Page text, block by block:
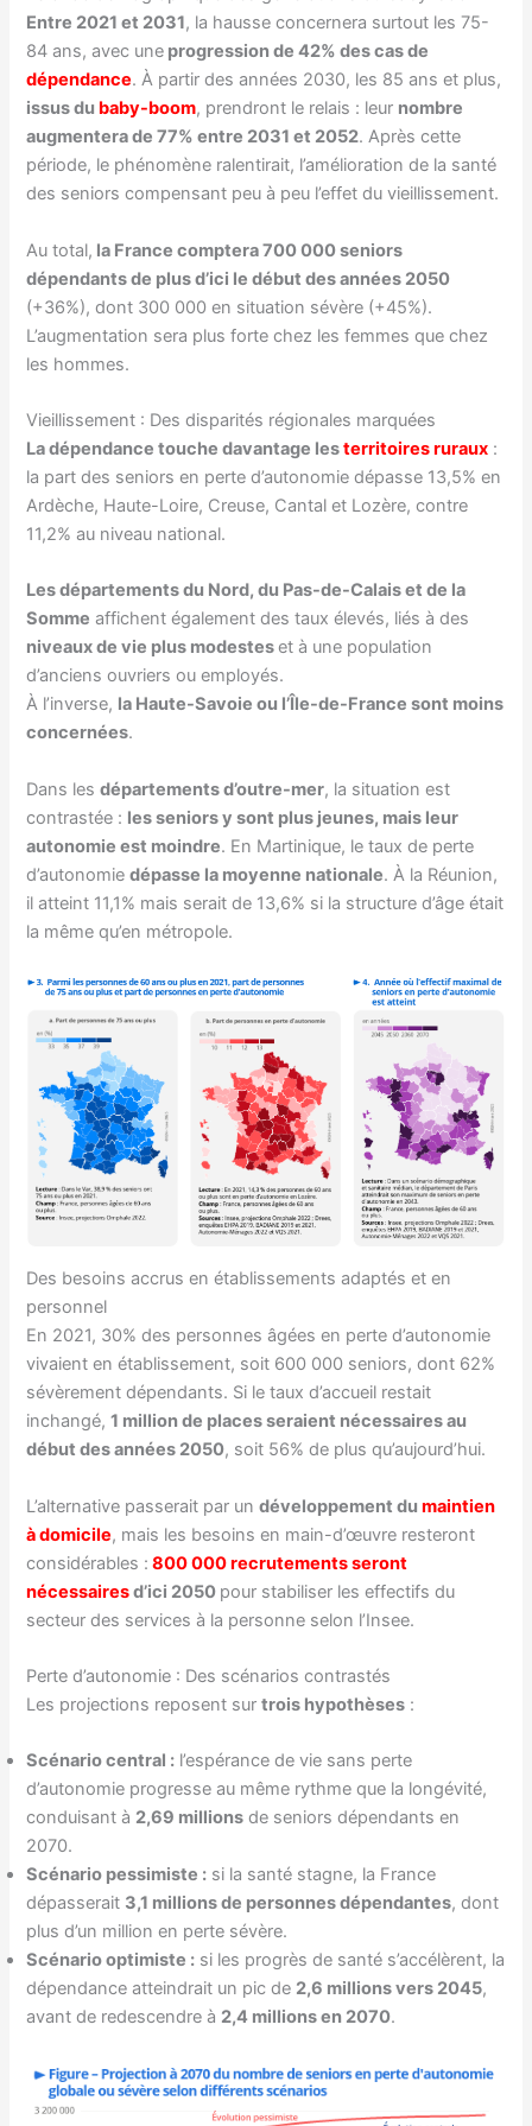
Entre 2021 et 2031, la hausse concernera surtout les 75-
84 ans, avec une progression de 42% des cas de
dépendance. À partir des années 2030, les 85 ans et plus,
issus du baby-boom, prendront le relais : leur nombre
augmentera de 77% entre 2031 et 2052. Après cette
période, le phénomène ralentirait, l’amélioration de la santé
des seniors compensant peu à peu l’effet du vieillissement.
Au total, la France comptera 700 000 seniors
dépendants de plus d’ici le début des années 2050
(+36%), dont 300 000 en situation sévère (+45%).
L’augmentation sera plus forte chez les femmes que chez
les hommes.
Vieillissement : Des disparités régionales marquées
La dépendance touche davantage lesterritoires ruraux :
la part des seniors en perte d’autonomie dépasse 13,5% en
Ardèche, Haute-Loire, Creuse, Cantal et Lozère, contre
11,2% au niveau national.
Les départements du Nord, du Pas-de-Calais et de la
Somme affichent également des taux élevés, liés à des
niveaux de vie plus modesteset à une population
d’anciens ouvriers ou employés.
À l’inverse, la Haute-Savoie ou l’Île-de-France sont moins
concernées.
Dans lesdépartements d’outre-mer, la situation est
contrastée : les seniors y sont plus jeunes, mais leur
autonomie est moindre. En Martinique, le taux de perte
d’autonomiedépasse la moyenne nationale. À la Réunion,
il atteint 11,1% mais serait de 13,6% si la structure d’âge était
la même qu’en métropole.
Des besoins accrus en établissements adaptés et en
personnel
En 2021, 30% des personnes âgées en perte d’autonomie
vivaient en établissement, soit 600 000 seniors, dont 62%
sévèrement dépendants. Si le taux d’accueil restait
inchangé,1 million de places seraient nécessaires au
début des années 2050, soit 56% de plus qu’aujourd’hui.
L’alternative passerait par undéveloppement dumaintien
à domicile, mais les besoins en main-d’œuvre resteront
considérables : 800 000 recrutements seront
nécessairesd’ici 2050 pour stabiliser les effectifs du
secteur des services à la personne selon l’Insee.
Perte d’autonomie : Des scénarios contrastés
Les projections reposent surtrois hypothèses :
Scénario central : l’espérance de vie sans perte
d’autonomie progresse au même rythme que la longévité,
conduisant à 2,69 millions de seniors dépendants en
2070.
Scénario pessimiste : si la santé stagne, la France
dépasserait 3,1 millions de personnes dépendantes, dont
plus d’un million en perte sévère.
Scénario optimiste : si les progrès de santé s’accélèrent, la
dépendance atteindrait un pic de 2,6 millions vers 2045,
avant de redescendre à 2,4 millions en 2070.